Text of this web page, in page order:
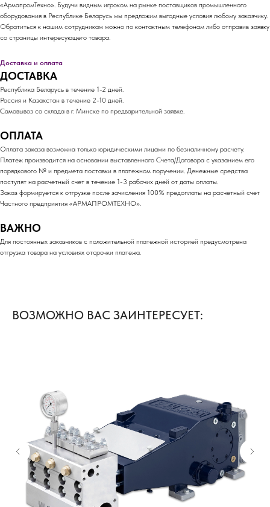
«АрмапромТехно». Будучи видным игроком на рынке поставщиков промышленного
оборудования в Республике Беларусь мы предложим выгодные условия любому заказчику.
Обратиться к нашим сотрудникам можно по контактным телефонам либо отправив заявку
со страницы интересующего товара.
Доставка и оплата
ДОСТАВКА
Республика Беларусь в течение 1-2 дней.
Россия и Казахстан в течение 2-10 дней.
Самовывоз со склада в г. Минске по предварительной заявке.
ОПЛАТА
Оплата заказа возможна только юридическими лицами по безналичному расчету.
Платеж производится на основании выставленного Счета/Договора с указанием его
порядкового № и предмета поставки в платежном поручении. Денежные средства
поступят на расчетный счет в течение 1-3 рабочих дней от даты оплаты.
Заказ формируется к отгрузке после зачисления 100% предоплаты на расчетный счет
Частного предприятия «АРМАПРОМТЕХНО».
ВАЖНО
Для постоянных заказчиков с положительной платежной историей предусмотрена
отгрузка товара на условиях отсрочки платежа.
ВОЗМОЖНО ВАС ЗАИНТЕРЕСУЕТ: